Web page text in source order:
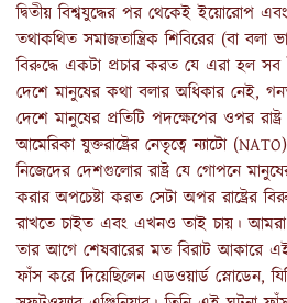
দ্বিতীয় বিশ্বযুদ্ধের পর থেকেই ইয়োরোপ এবং
তথাকথিত সমাজতান্ত্রিক শিবিরের (বা বলা
বিরুদ্ধে একটা প্রচার করত যে এরা হল সব
দেশে মানুষের কথা বলার অধিকার নেই,
দেশে মানুষের প্রতিটি পদক্ষেপের ওপর
আমেরিকা যুক্তরাষ্ট্রের নেতৃত্বে ন্যাটো
নিজেদের দেশগুলোর রাষ্ট্র যে গোপনে
করার অপচেষ্টা করত সেটা অপর রাষ্ট্রের
রাখতে চাইত এবং এখনও তাই চায়।
তার আগে শেষবারের মত বিরাট আকারে
ফাঁস করে দিয়েছিলেন এডওয়ার্ড স্নোডেন,